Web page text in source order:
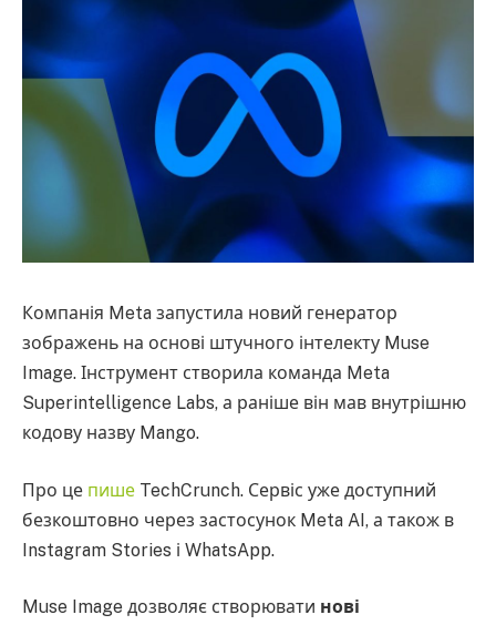
Компанія Meta запустила новий генератор
зображень на основі штучного інтелекту Muse
Image. Інструмент створила команда Meta
Superintelligence Labs, а раніше він мав внутрішню
кодову назву Mango.
Про це пише TechCrunch. Сервіс уже доступний
безкоштовно через застосунок Meta AI, а також в
Instagram Stories і WhatsApp.
Muse Image дозволяє створювати нові